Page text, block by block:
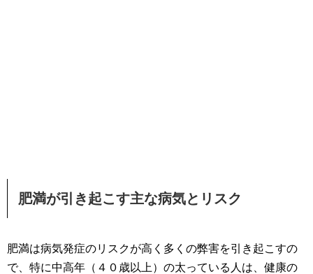
肥満が引き起こす主な病気とリスク
肥満は病気発症のリスクが高く多くの弊害を引き起こすの
で、特に中高年（４０歳以上）の太っている人は、健康の